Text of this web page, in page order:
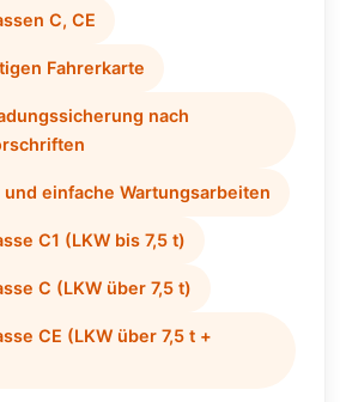
C, CE
Fahrerkarte
nach
einfache Wartungsarbeiten
C1 (LKW bis 7,5 t)
C (LKW über 7,5 t)
CE (LKW über 7,5 t +